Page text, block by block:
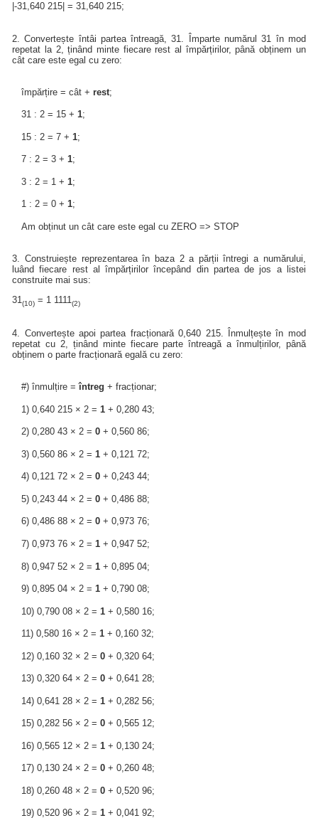
|-31,640 215| = 31,640 215;
2. Convertește întâi partea întreagă, 31. Împarte numărul 31 în mod
repetat la 2, ținând minte fiecare rest al împărțirilor, până obținem un
cât care este egal cu zero:
împărțire = cât + rest;
31 : 2 = 15 + 1;
15 : 2 = 7 + 1;
7 : 2 = 3 + 1;
3 : 2 = 1 + 1;
1 : 2 = 0 + 1;
Am obținut un cât care este egal cu ZERO => STOP
3. Construiește reprezentarea în baza 2 a părții întregi a numărului,
luând fiecare rest al împărțirilor începând din partea de jos a listei
construite mai sus:
31(10) = 1 1111(2)
4. Convertește apoi partea fracționară 0,640 215. Înmulțește în mod
repetat cu 2, ținând minte fiecare parte întreagă a înmulțirilor, până
obținem o parte fracționară egală cu zero:
#) înmulțire =întreg + fracționar;
1) 0,640 215 × 2 = 1+ 0,280 43;
2) 0,280 43 × 2 = 0+ 0,560 86;
3) 0,560 86 × 2 = 1+ 0,121 72;
4) 0,121 72 × 2 = 0+ 0,243 44;
5) 0,243 44 × 2 = 0+ 0,486 88;
6) 0,486 88 × 2 = 0+ 0,973 76;
7) 0,973 76 × 2 = 1+ 0,947 52;
8) 0,947 52 × 2 = 1+ 0,895 04;
9) 0,895 04 × 2 = 1+ 0,790 08;
10) 0,790 08 × 2 = 1+ 0,580 16;
11) 0,580 16 × 2 = 1+ 0,160 32;
12) 0,160 32 × 2 = 0+ 0,320 64;
13) 0,320 64 × 2 = 0+ 0,641 28;
14) 0,641 28 × 2 = 1+ 0,282 56;
15) 0,282 56 × 2 = 0+ 0,565 12;
16) 0,565 12 × 2 = 1+ 0,130 24;
17) 0,130 24 × 2 = 0+ 0,260 48;
18) 0,260 48 × 2 = 0+ 0,520 96;
19) 0,520 96 × 2 = 1+ 0,041 92;